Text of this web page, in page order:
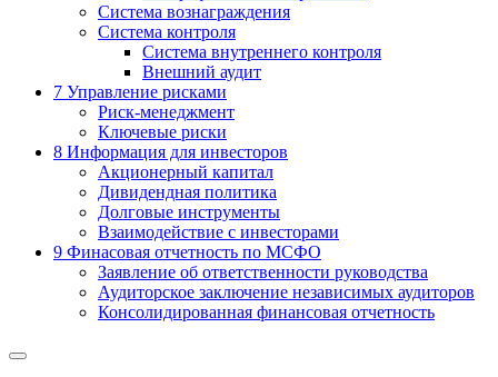
Система вознаграждения
Система контроля
Система внутреннего контроля
Внешний аудит
7 Управление рисками
Риск-менеджмент
Ключевые риски
8 Информация для инвесторов
Акционерный капитал
Дивидендная политика
Долговые инструменты
Взаимодействие с инвеcторами
9 Финасовая отчетность по МСФО
Заявление об ответственности руководства
Аудиторское заключение независимых аудиторов
Консолидированная финансовая отчетность